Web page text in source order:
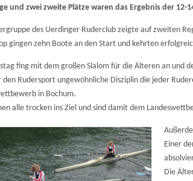
und zwei zweite Plätze waren das Ergebnis der
des Uerdinger Ruderclub zeigte auf zweiten
gingen zehn Boote an den Start und kehrten
fing mit dem großen Slalom für die Älteren an und
den Rudersport ungewöhnliche Disziplin die jeder
in Bochum.
alle trocken ins Ziel und sind damit dem
Einer
Die